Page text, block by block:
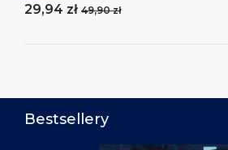
29,94 zł 49,90 zł
Bestsellery